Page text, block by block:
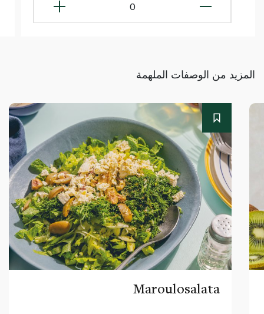
0
المزيد من الوصفات الملهمة
Maroulosalata